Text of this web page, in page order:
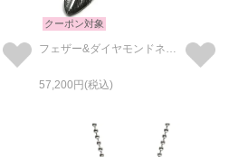
クーポン対象
フェザー&ダイヤモンドネックレスM
57,200